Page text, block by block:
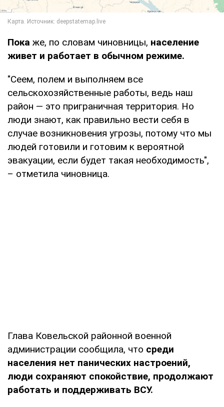
Пока же, по словам чиновницы, население
живет и работает в обычном режиме.
"Сеем, полем и выполняем все
сельскохозяйственные работы, ведь наш
район — это приграничная территория. Но
люди знают, как правильно вести себя в
случае возникновения угрозы, потому что мы
людей готовили и готовим к вероятной
эвакуации, если будет такая необходимость",
– отметила чиновница.
Глава Ковельской районной военной
администрации сообщила, что среди
населения нет панических настроений,
люди сохраняют спокойствие, продолжают
работать и поддерживать ВСУ.